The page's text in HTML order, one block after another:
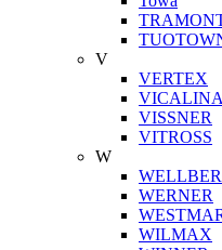
V
VERTEX
VICALINA
VISSNER
VITROSS
W
WERNER
WILMAX